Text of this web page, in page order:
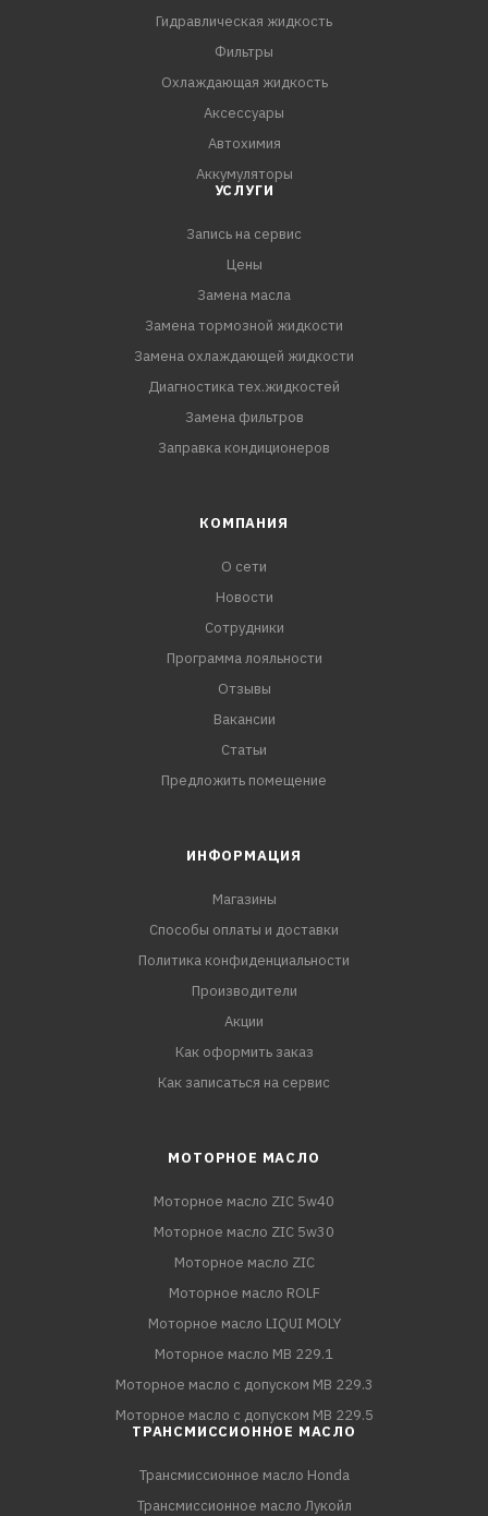
минимизации расхода средств на обслуживание старой
техники, эксплуатируемой при нормальных нагрузках
условий эксплуатации техники в российских условиях
- Полностью соответствует всем требованиям ГОСТ
Гидравлическая жидкость
Фильтры
Охлаждающая жидкость
Аксессуары
Автохимия
Аккумуляторы
УСЛУГИ
Запись на сервис
Цены
Замена масла
Замена тормозной жидкости
Замена охлаждающей жидкости
Диагностика тех.жидкостей
Замена фильтров
Заправка кондиционеров
КОМПАНИЯ
О сети
Новости
Сотрудники
Программа лояльности
Отзывы
Вакансии
Статьи
Предложить помещение
ИНФОРМАЦИЯ
Магазины
Способы оплаты и доставки
Политика конфиденциальности
Производители
Акции
Как оформить заказ
Как записаться на сервис
МОТОРНОЕ МАСЛО
Моторное масло ZIC 5w40
Моторное масло ZIC 5w30
Моторное масло ZIC
Моторное масло ROLF
Моторное масло LIQUI MOLY
Моторное масло MB 229.1
Моторное масло с допуском MB 229.3
Моторное масло с допуском MB 229.5
ТРАНСМИССИОННОЕ МАСЛО
Трансмиссионное масло Honda
Трансмиссионное масло Лукойл